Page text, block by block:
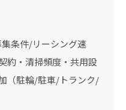
条件/リーシング速
約・清掃頻度・共用設
（駐輪/駐車/トランク/